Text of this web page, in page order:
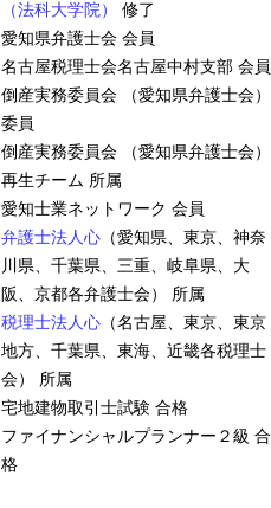
（法科大学院）
修了
愛知県弁護士会 会員
名古屋税理士会名古屋中村支部 会員
倒産実務委員会 （愛知県弁護士会）
委員
倒産実務委員会 （愛知県弁護士会）
再生チーム 所属
愛知士業ネットワーク 会員
弁護士法人心 （愛知県、東京、神奈
川県、千葉県、三重、岐阜県、大
阪、京都各弁護士会） 所属
税理士法人心 （名古屋、東京、東京
地方、千葉県、東海、近畿各税理士
会） 所属
宅地建物取引士試験 合格
ファイナンシャルプランナー２級 合
格